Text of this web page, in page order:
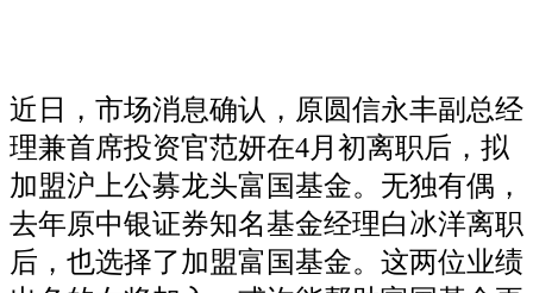
近日，市场消息确认，原圆信永丰副总经
理兼首席投资官范妍在4月初离职后，拟
加盟沪上公募龙头富国基金。无独有偶，
去年原中银证券知名基金经理白冰洋离职
后，也选择了加盟富国基金。这两位业绩